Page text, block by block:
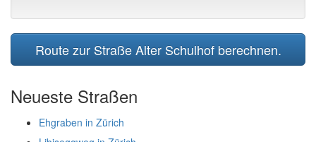
Route zur Straße Alter Schulhof berechnen.
Neueste Straßen
Ehgraben in Zürich